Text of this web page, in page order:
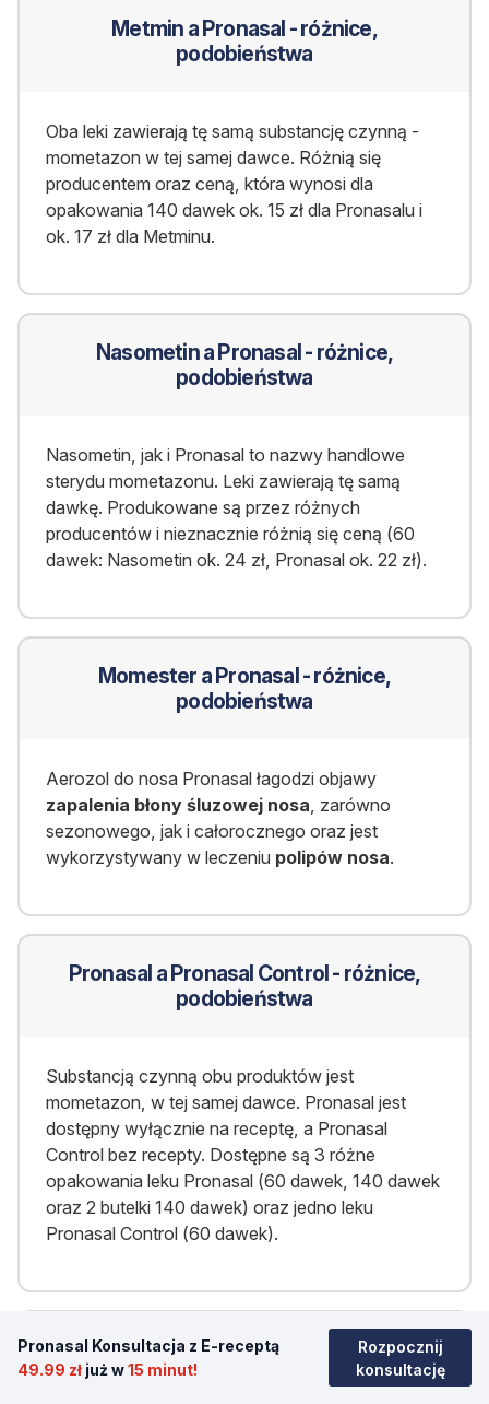
Pronasal Konsultacja z E-receptą
49.99 zł już w15 minut!
Rozpocznij
konsultację
Metmin a Pronasal - różnice,
podobieństwa
Oba leki zawierają tę samą substancję czynną -
mometazon w tej samej dawce. Różnią się
producentem oraz ceną, która wynosi dla
opakowania 140 dawek ok. 15 zł dla Pronasalu i
ok. 17 zł dla Metminu.
Nasometin a Pronasal - różnice,
podobieństwa
Nasometin, jak i Pronasal to nazwy handlowe
sterydu mometazonu. Leki zawierają tę samą
dawkę. Produkowane są przez różnych
producentów i nieznacznie różnią się ceną (60
dawek: Nasometin ok. 24 zł, Pronasal ok. 22 zł).
Momester a Pronasal - różnice,
podobieństwa
Aerozol do nosa Pronasal łagodzi objawy
zapalenia błony śluzowej nosa, zarówno
sezonowego, jak i całorocznego oraz jest
wykorzystywany w leczeniu polipów nosa.
Pronasal a Pronasal Control - różnice,
podobieństwa
Substancją czynną obu produktów jest
mometazon, w tej samej dawce. Pronasal jest
dostępny wyłącznie na receptę, a Pronasal
Control bez recepty. Dostępne są 3 różne
opakowania leku Pronasal (60 dawek, 140 dawek
oraz 2 butelki 140 dawek) oraz jedno leku
Pronasal Control (60 dawek).
Fanipos a Pronasal - różnice a
podobieństwa